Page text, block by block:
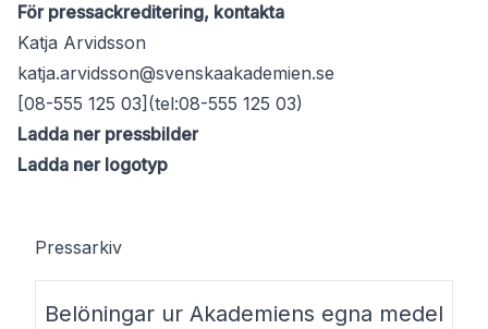
För pressackreditering, kontakta
Katja Arvidsson
katja.arvidsson@svenskaakademien.se
[08-555 125 03](tel:08-555 125 03)
Ladda ner pressbilder
Ladda ner logotyp
Pressarkiv
Belöningar ur Akademiens egna medel